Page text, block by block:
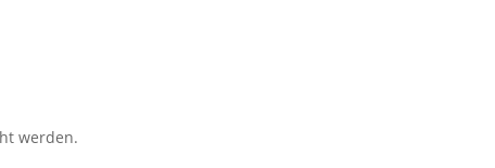
werden.